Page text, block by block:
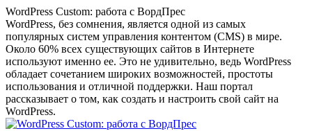
Перейти
к
содержанию
WordPress Custom: работа с ВордПрес
WordPress, без сомнения, является одной из самых
популярных систем управления контентом (CMS) в мире.
Около 60% всех существующих сайтов в Интернете
используют именно ее. Это не удивительно, ведь WordPress
обладает сочетанием широких возможностей, простоты
использования и отличной поддержки. Наш портал
рассказывает о том, как создать и настроить свой сайт на
WordPress.